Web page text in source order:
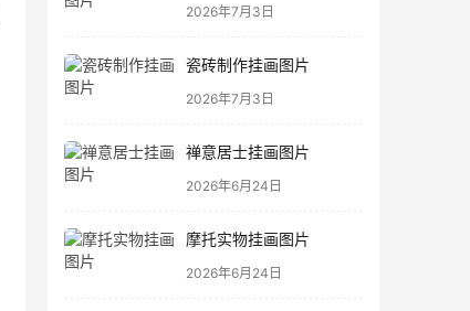
2026年7月3日
瓷砖制作挂画图片
2026年7月3日
禅意居士挂画图片
2026年6月24日
摩托实物挂画图片
2026年6月24日